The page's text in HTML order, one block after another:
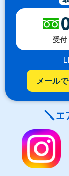
受付
メール